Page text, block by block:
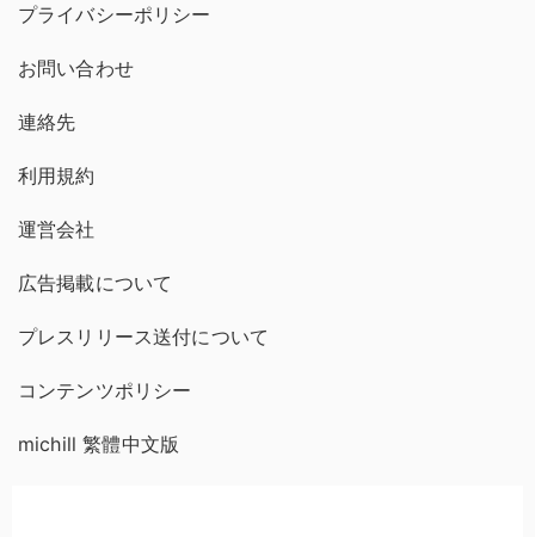
プライバシーポリシー
お問い合わせ
連絡先
利用規約
運営会社
広告掲載について
プレスリリース送付について
コンテンツポリシー
michill 繁體中文版